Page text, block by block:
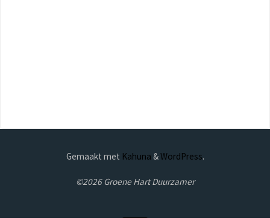
Gemaakt met Kahuna &WordPress.
©2026 Groene Hart Duurzamer